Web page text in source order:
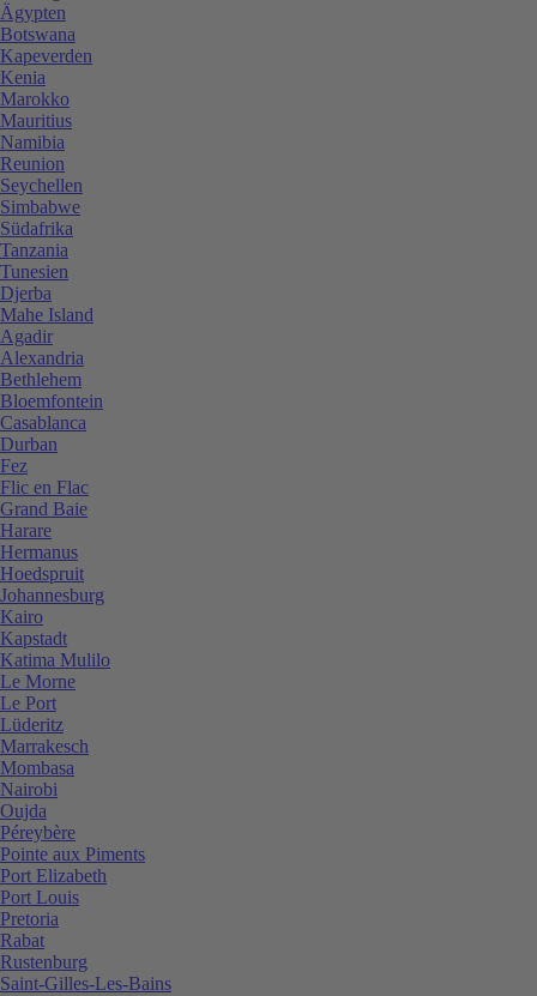
Ägypten
Botswana
Kapeverden
Kenia
Marokko
Mauritius
Namibia
Reunion
Seychellen
Simbabwe
Südafrika
Tanzania
Tunesien
Djerba
Mahe Island
Agadir
Alexandria
Bethlehem
Bloemfontein
Casablanca
Durban
Fez
Flic en Flac
Grand Baie
Harare
Hermanus
Hoedspruit
Johannesburg
Kairo
Kapstadt
Katima Mulilo
Le Morne
Le Port
Lüderitz
Marrakesch
Mombasa
Nairobi
Oujda
Péreybère
Pointe aux Piments
Port Elizabeth
Port Louis
Pretoria
Rabat
Rustenburg
Saint-Gilles-Les-Bains